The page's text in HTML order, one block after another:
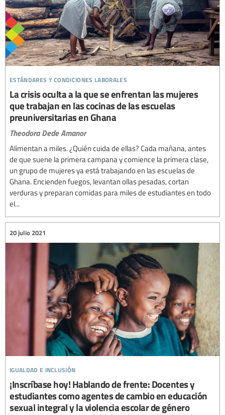
estándares y condiciones laborales
La crisis oculta a la que se enfrentan las mujeres
que trabajan en las cocinas de las escuelas
preuniversitarias en Ghana
Theodora Dede Amanor
Alimentan a miles. ¿Quién cuida de ellas? Cada mañana, antes
de que suene la primera campana y comience la primera clase,
un grupo de mujeres ya está trabajando en las escuelas de
Ghana. Encienden fuegos, levantan ollas pesadas, cortan
verduras y preparan comidas para miles de estudiantes en todo
el...
igualdad e inclusión
20 julio 2021
¡Inscríbase hoy! Hablando de frente: Docentes y
estudiantes como agentes de cambio en educación
sexual integral y la violencia escolar de género